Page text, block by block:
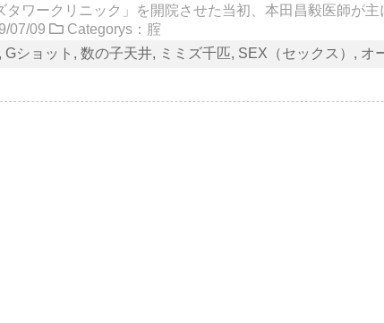
タワークリニック」を開院させた当初、本田昌毅医師が
07/09
Categorys： 腟
Gショット 数の子天井 ミミズ千匹 SEX（セックス） オ